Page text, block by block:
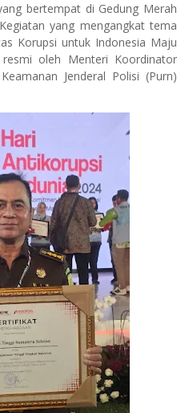
bertempat di Gedung Merah
yang mengangkat tema
Korupsi untuk Indonesia Maju
oleh Menteri Koordinator
Jenderal Polisi (Purn)